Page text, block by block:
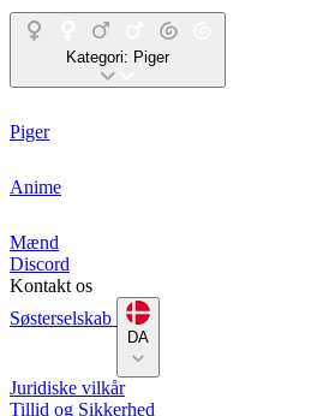
Kategori: Piger
Piger
Anime
Mænd
Discord
Kontakt os
Søsterselskab
DA
Juridiske vilkår
Tillid og Sikkerhed